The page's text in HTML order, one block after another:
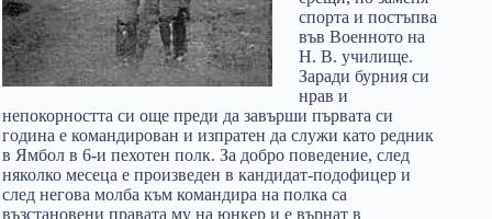
спорта и постъпва
във Военното на
Н. В. училище.
Заради бурния си
нрав и
непокорността си още преди да завърши първата си
година е командирован и изпратен да служи като редник
в Ямбол в 6-и пехотен полк. За добро поведение, след
няколко месеца е произведен в кандидат-подофицер и
след негова молба към командира на полка са
възстановени правата му на юнкер и е върнат в